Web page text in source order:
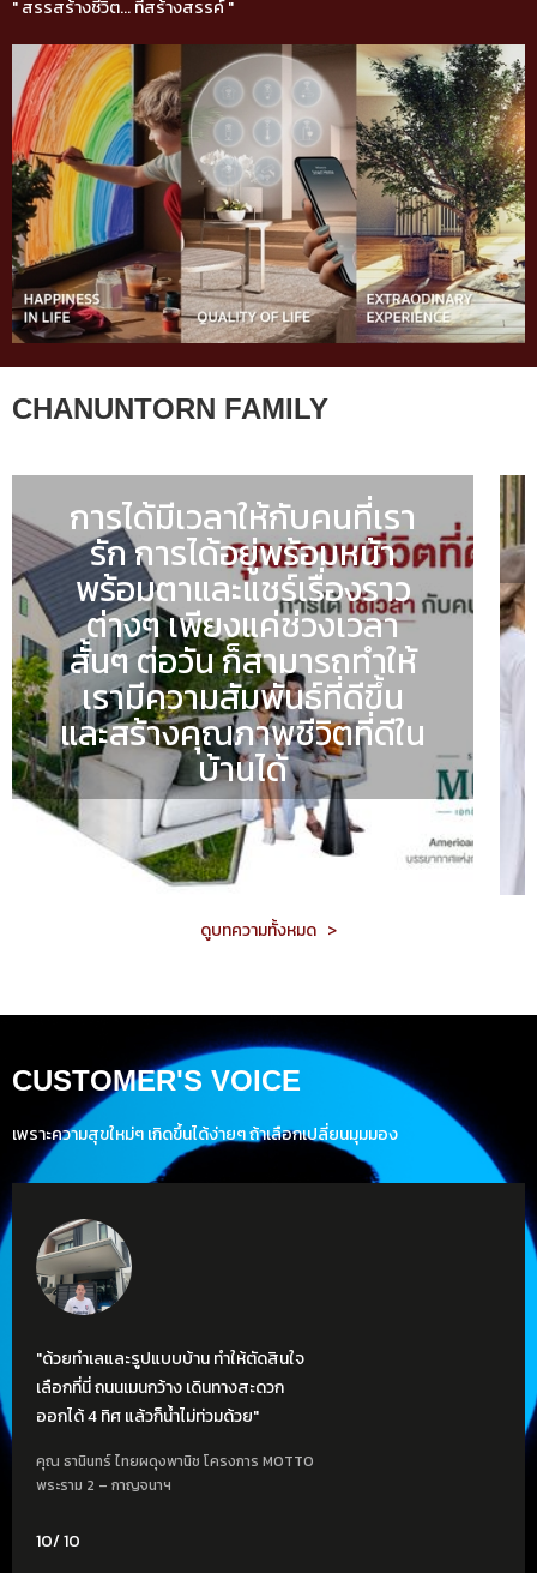
" สรรสร้างชีวิต... ที่สร้างสรรค์ "
CHANUNTORN FAMILY
การได้มีเวลาให้กับคนที่เรา
รัก การได้อยู่พร้อมหน้า
พร้อมตาและแชร์เรื่องราว
ต่างๆ เพียงแค่ช่วงเวลา
สั้นๆ ต่อวัน ก็สามารถทำให้
เรามีความสัมพันธ์ที่ดีขึ้น
และสร้างคุณภาพชีวิตที่ดีใน
บ้านได้
ดูบทความทั้งหมด >
CUSTOMER'S VOICE
เพราะความสุขใหม่ๆ เกิดขึ้นได้ง่ายๆ ถ้าเลือกเปลี่ยนมุมมอง
"ด้วยทำเลและรูปแบบบ้าน ทำให้ตัดสินใจ
เลือกที่นี่ ถนนเมนกว้าง เดินทางสะดวก
ออกได้ 4 ทิศ แล้วก็น้ำไม่ท่วมด้วย"
คุณ ธานินทร์ ไทยผดุงพานิช โครงการ MOTTO
พระราม 2 – กาญจนาฯ
10/ 10